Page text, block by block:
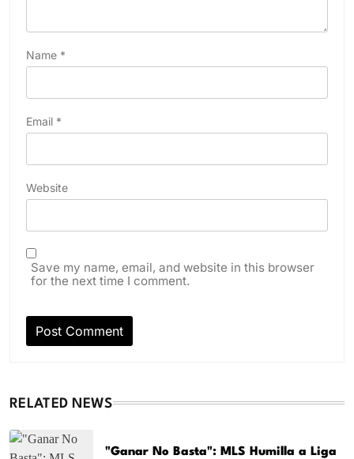
Name *
Email *
Website
Save my name, email, and website in this browser
for the next time I comment.
RELATED NEWS
"Ganar No Basta": MLS Humilla a Liga